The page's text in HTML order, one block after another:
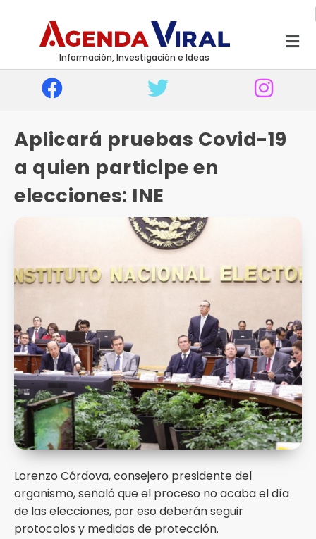
Información, Investigación e Ideas
Aplicará pruebas Covid-19
a quien participe en
elecciones: INE
Lorenzo Córdova, consejero presidente del
organismo, señaló que el proceso no acaba el día
de las elecciones, por eso deberán seguir
protocolos y medidas de protección.